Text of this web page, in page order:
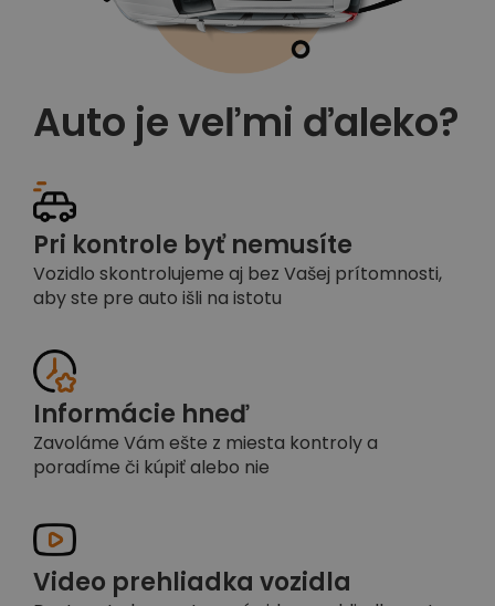
Auto je veľmi ďaleko?
Pri kontrole byť nemusíte
Vozidlo skontrolujeme aj bez Vašej prítomnosti,
aby ste pre auto išli na istotu
Informácie hneď
Zavoláme Vám ešte z miesta kontroly a
poradíme či kúpiť alebo nie
Video prehliadka vozidla